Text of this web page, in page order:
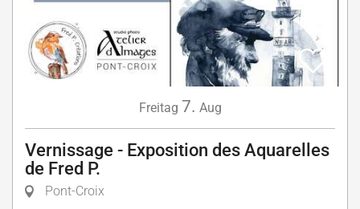
Freitag 7. Aug
Vernissage - Exposition des Aquarelles
de Fred P.
Pont-Croix